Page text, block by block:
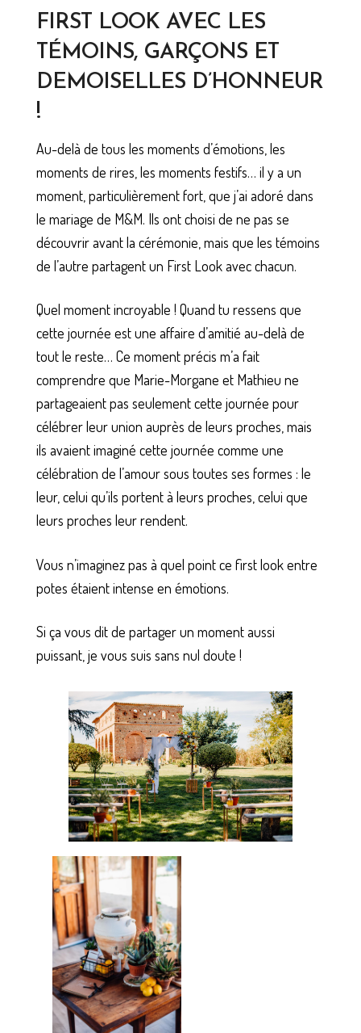
FIRST LOOK AVEC LES
TÉMOINS, GARÇONS ET
DEMOISELLES D’HONNEUR
!
Au-delà de tous les moments d’émotions, les
moments de rires, les moments festifs… il y a un
moment, particulièrement fort, que j’ai adoré dans
le mariage de M&M. Ils ont choisi de ne pas se
découvrir avant la cérémonie, mais que les témoins
de l’autre partagent un First Look avec chacun.
Quel moment incroyable ! Quand tu ressens que
cette journée est une affaire d’amitié au-delà de
tout le reste… Ce moment précis m’a fait
comprendre que Marie-Morgane et Mathieu ne
partageaient pas seulement cette journée pour
célébrer leur union auprès de leurs proches, mais
ils avaient imaginé cette journée comme une
célébration de l’amour sous toutes ses formes : le
leur, celui qu’ils portent à leurs proches, celui que
leurs proches leur rendent.
Vous n’imaginez pas à quel point ce first look entre
potes étaient intense en émotions.
Si ça vous dit de partager un moment aussi
puissant, je vous suis sans nul doute !